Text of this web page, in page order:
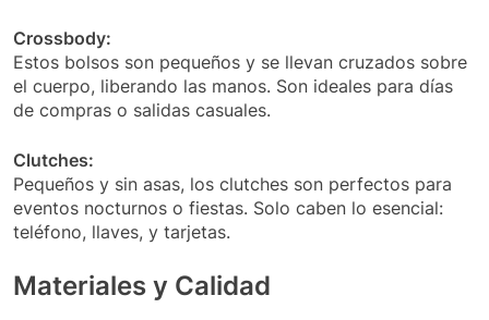
Crossbody:
Estos bolsos son pequeños y se llevan cruzados sobre
el cuerpo, liberando las manos. Son ideales para días
de compras o salidas casuales.
Clutches:
Pequeños y sin asas, los clutches son perfectos para
eventos nocturnos o fiestas. Solo caben lo esencial:
teléfono, llaves, y tarjetas.
Materiales y Calidad